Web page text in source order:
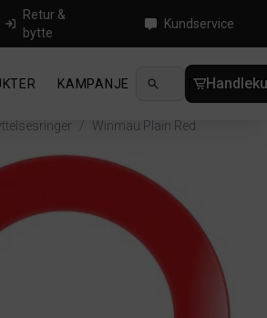
Retur &
bytte
Kundservice
KAMPANJE NYHETER
/ Winmau Plain Red